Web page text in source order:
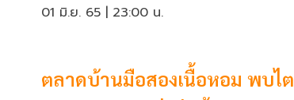
01 มิ.ย. 65 | 23:00 น.
ตลาดบ้านมือสองเนื้อหอม พบไ